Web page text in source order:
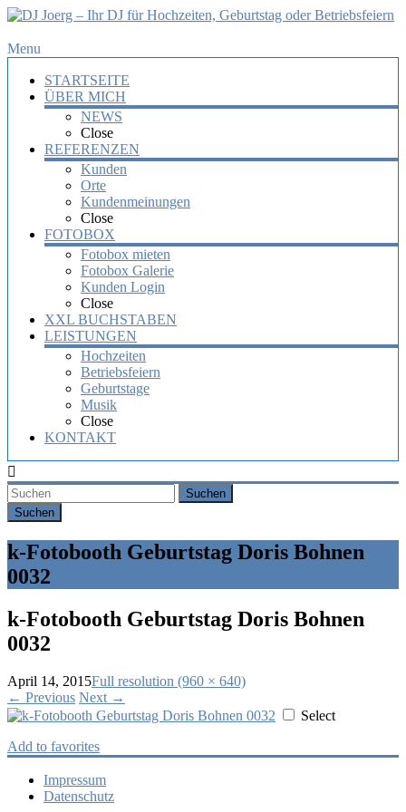
DJ
Hochzeiten,
Geburtstag
Betriebsfeiern
Geburtstag
oder
Firmenfeier.
Menu
STARTSEITE
ÜBER MICH
NEWS
Close
REFERENZEN
Kunden
Orte
Kundenmeinungen
Close
FOTOBOX
Fotobox mieten
Fotobox Galerie
Kunden Login
Close
XXL BUCHSTABEN
LEISTUNGEN
Hochzeiten
Betriebsfeiern
Geburtstage
Musik
Close
KONTAKT
Suchen
k-Fotobooth Geburtstag Doris Bohnen
0032
k-Fotobooth Geburtstag Doris Bohnen
0032
April 14, 2015Full resolution (960 × 640)
← Previous Next →
Select
Add to favorites
Impressum
Datenschutz